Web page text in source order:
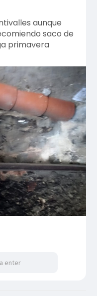
aunque
saco de
primavera